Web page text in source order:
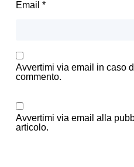
Email *
Avvertimi via email in caso
commento.
Avvertimi via email alla
articolo.